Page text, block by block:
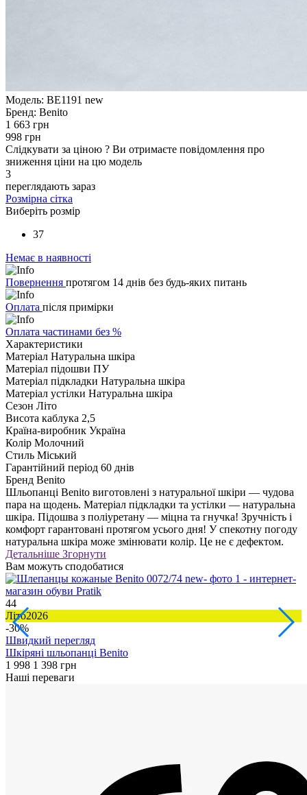
Модель: BE1191 new
Бренд: Benito
1 663 грн
998 грн
Слідкувати за ціною ? Ви отримаєте повідомлення про
зниження ціни на цю модель
3
переглядають зараз
Розмірна сітка
Виберіть розмір
37
Немає в наявності
Повернення протягом 14 днів без будь-яких питань
Оплата після примірки
Оплата частинами без %
Характеристики
Матеріал Натуральна шкіра
Матеріал підошви ПУ
Матеріал підкладки Натуральна шкіра
Матеріал устілки Натуральна шкіра
Сезон Літо
Висота каблука 2,5
Країна-виробник Україна
Колір Молочний
Стиль Міський
Гарантійний період 60 днів
Бренд Benito
Шльопанці Benito виготовлені з натуральної шкіри — чудова
пара на щодень. Матеріал підкладки та устілки — натуральна
шкіра. Підошва з поліуретану — міцна та гнучка! Зручність і
комфорт гарантовані протягом усього дня! У спекотну погоду
натуральна шкіра може змінювати колір. Це не є дефектом.
Детальніше Згорнути
Вам можуть сподобатися
44
Літо2026
-30%
Швидкий перегляд
Шкіряні шльопанці Benito
1 998 1 398 грн
Наші переваги